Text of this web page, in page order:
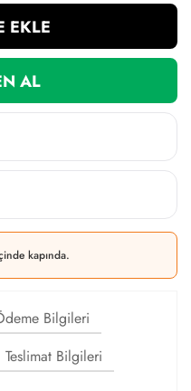
EKLE
AL
kapında.
Bilgileri
Teslimat Bilgileri